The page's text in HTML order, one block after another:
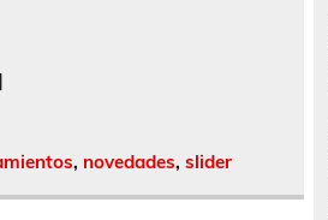
, novedades, slider